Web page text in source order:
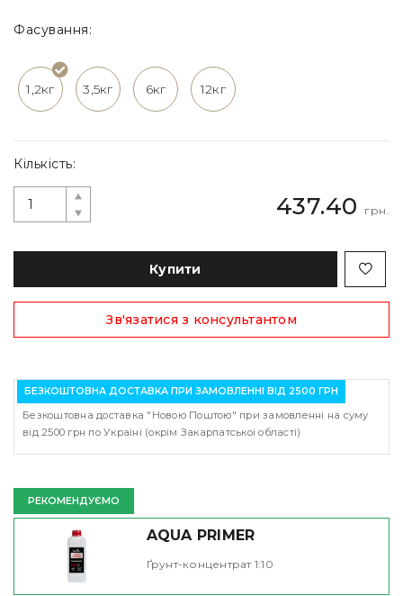
Фасування:
1,2кг 3,5кг 6кг 12кг
Кількість:
437.40 грн.
Купити
Зв'язатися з консультантом
БЕЗКОШТОВНА ДОСТАВКА ПРИ ЗАМОВЛЕННІ ВІД 2500 ГРН
Безкоштовна доставка "Новою Поштою" при замовленні на суму
від 2500 грн по Україні (окрім Закарпатської області)
РЕКОМЕНДУЄМО
AQUA PRIMER
Ґрунт-концентрат 1:10